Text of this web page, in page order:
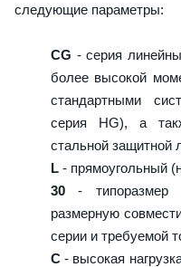
следующие параметры:
CG - серия
более высокой
стандартными
серия HG), а
стальной защитной
L - прямоугольный
30 - типоразмер
размерную
серии и требуемой
C - высокая